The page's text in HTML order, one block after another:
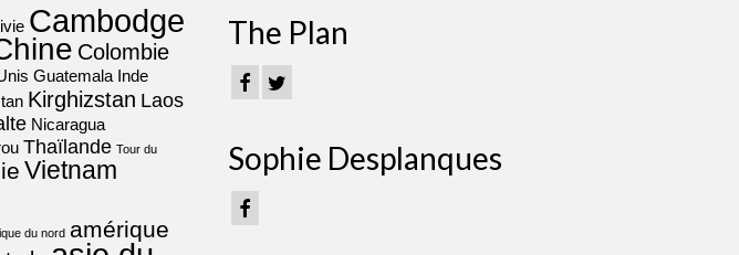
Cambodge
Colombie
Guatemala Inde
Kirghizstan Laos
Nicaragua
Thaïlande Tour du
Vietnam
du nord amérique
The Plan
Sophie Desplanques